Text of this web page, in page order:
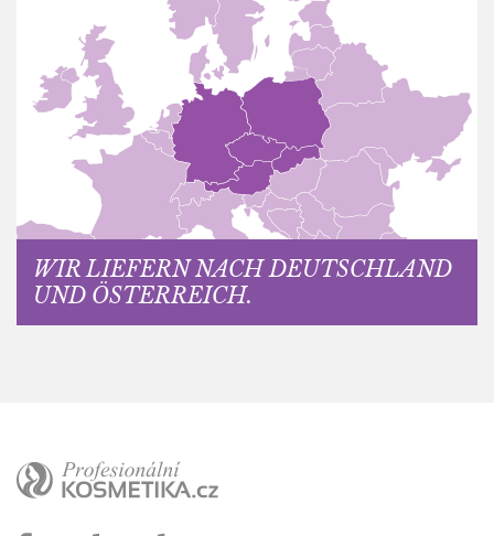
WIR LIEFERN NACH DEUTSCHLAND
UND ÖSTERREICH.